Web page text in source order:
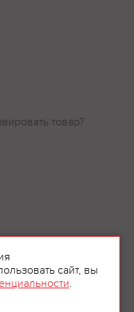
товар?
сайт, вы
.